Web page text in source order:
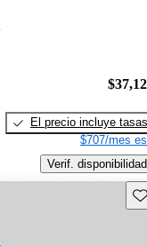
El precio incluye tasas
$707/mes
Verif. disponibilidad